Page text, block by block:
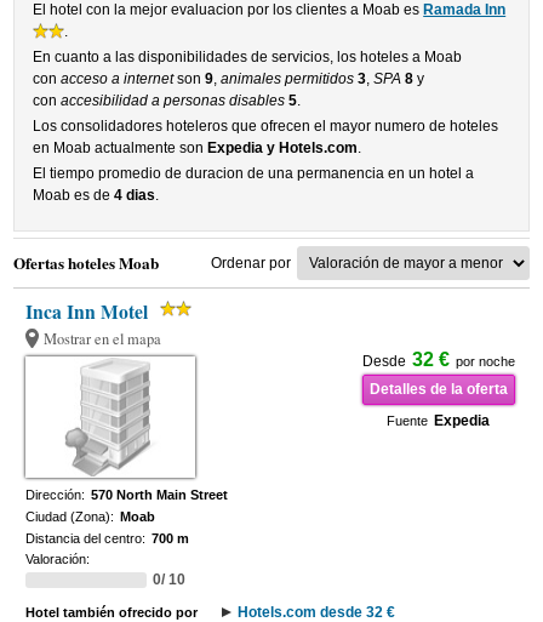
El hotel con la mejor evaluacion por los clientes a Moab es Ramada Inn
.
En cuanto a las disponibilidades de servicios, los hoteles a Moab
conacceso a internetson9,animales permitidos 3,SPA 8 y
conaccesibilidad a personas disables 5.
Los consolidadores hoteleros que ofrecen el mayor numero de hoteles
en Moab actualmente son Expedia y Hotels.com.
El tiempo promedio de duracion de una permanencia en un hotel a
Moab es de4 dias.
Ofertas hoteles Moab Ordenar por
Inca Inn Motel
Mostrar en el mapa
Desde 32 € por noche
Detalles de la oferta
Fuente Expedia
Dirección: 570 North Main Street
Ciudad (Zona): Moab
Distancia del centro: 700 m
Valoración:
0/ 10
Hotel también ofrecido por
Hotels.com desde 32 €